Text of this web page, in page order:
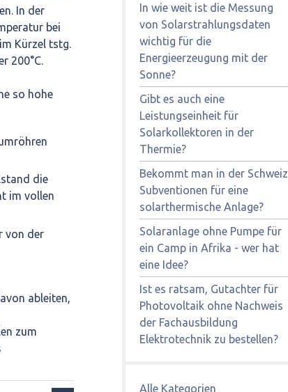
In der
bei
Kürzel tstg.
200°C.
so hohe
die
im vollen
von der
ableiten,
zum
In wie weit ist die Messung
von Solarstrahlungsdaten
wichtig für die
Energieerzeugung mit der
Sonne?
Gibt es auch eine
Leistungseinheit für
Solarkollektoren in der
Thermie?
Bekommt man in der Schweiz
Subventionen für eine
solarthermische Anlage?
Solaranlage ohne Pumpe für
ein Camp in Afrika - wer hat
eine Idee?
Ist es ratsam, Gutachter für
Photovoltaik ohne Nachweis
der Fachausbildung
Elektrotechnik zu bestellen?
Alle Kategorien